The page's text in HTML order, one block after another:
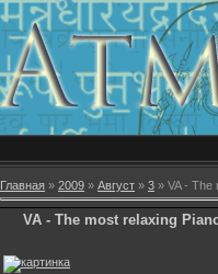
Главная » 2009 » Август » 3 » VA - The
VA - The most relaxing